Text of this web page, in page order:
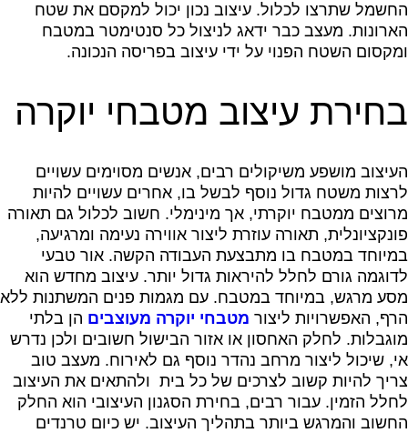
החשמל שתרצו לכלול. עיצוב נכון יכול למקסם את שטח
הארונות. מעצב כבר ידאג לניצול כל סנטימטר במטבח
ומקסום השטח הפנוי על ידי עיצוב בפריסה הנכונה.
בחירת עיצוב מטבחי יוקרה
העיצוב מושפע משיקולים רבים, אנשים מסוימים עשויים
לרצות משטח גדול נוסף לבשל בו, אחרים עשויים להיות
מרוצים ממטבח יוקרתי, אך מינימלי. חשוב לכלול גם תאורה
פונקציונלית, תאורה עוזרת ליצור אווירה נעימה ומרגיעה,
במיוחד במטבח בו מתבצעת העבודה הקשה. אור טבעי
לדוגמה גורם לחלל להיראות גדול יותר. עיצוב מחדש הוא
מסע מרגש, במיוחד במטבח. עם מגמות פנים המשתנות ללא
הרף, האפשרויות ליצור מטבחי יוקרה מעוצבים הן בלתי
מוגבלות. לחלק האחסון או אזור הבישול חשובים ולכן נדרש
אי, שיכול ליצור מרחב נהדר נוסף גם לאירוח. מעצב טוב
צריך להיות קשוב לצרכים של כל בית ולהתאים את העיצוב
לחלל הזמין. עבור רבים, בחירת הסגנון העיצובי הוא החלק
החשוב והמרגש ביותר בתהליך העיצוב. יש כיום טרנדים